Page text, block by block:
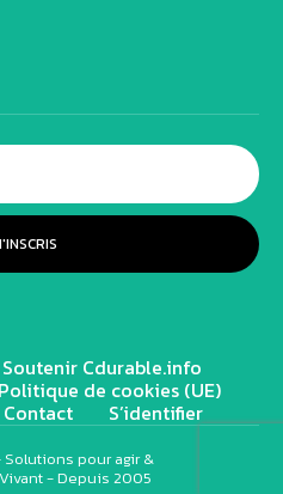
Soutenir Cdurable.info
Politique de cookies (UE)
Contact S’identifier
pour agir &
- Depuis 2005